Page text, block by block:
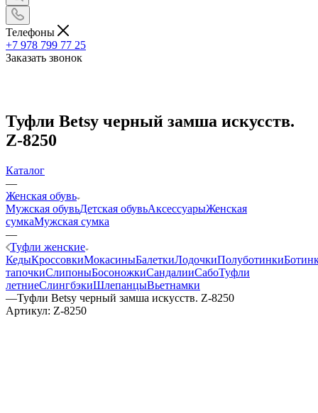
Телефоны
+7 978 799 77 25
Заказать звонок
Туфли Betsy черный замша искусств.
Z-8250
Каталог
—
Женская обувь
Мужская обувьДетская обувьАксессуарыЖенская
сумкаМужская сумка
—
Туфли женские
КедыКроссовкиМокасиныБалеткиЛодочкиПолуботинки
тапочкиСлипоныБосоножкиСандалииСабоТуфли
летниеСлингбэкиШлепанцыВьетнамки
—Туфли Betsy черный замша искусств. Z-8250
Артикул: Z-8250